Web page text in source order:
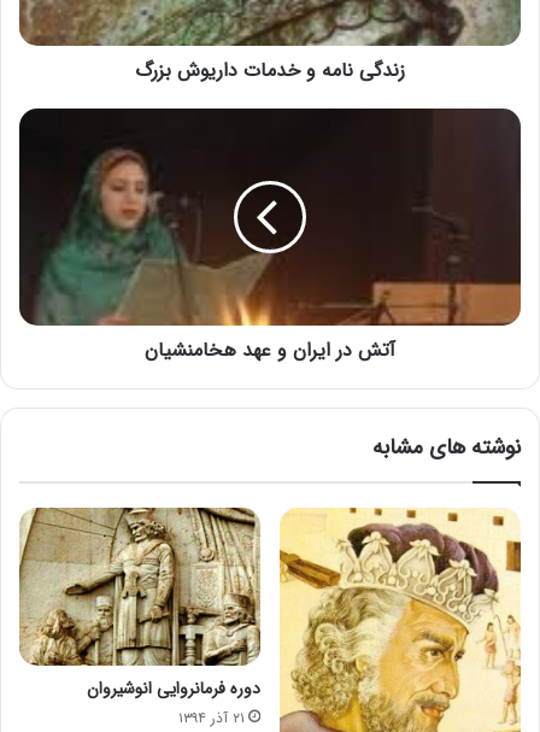
زندگی نامه و خدمات داریوش بزرگ
آتش در ایران و عهد هخامنشيان
نوشته های مشابه
دوره فرمانروایی انوشیروان
۲۱ آذر ۱۳۹۴